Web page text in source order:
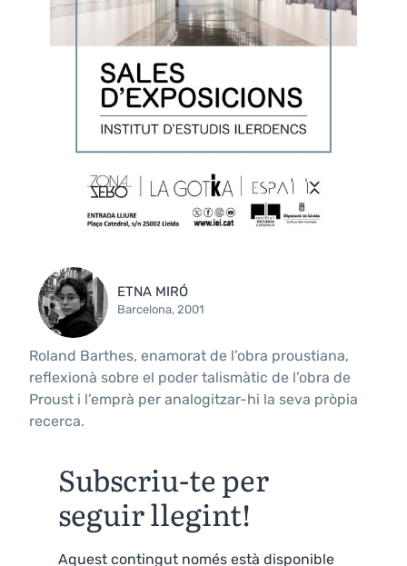
ETNA MIRÓ
Barcelona, 2001
Roland Barthes, enamorat de l’obra proustiana,
reflexionà sobre el poder talismàtic de l’obra de
Proust i l’emprà per analogitzar-hi la seva pròpia
recerca.
Subscriu-te per
seguir llegint!
Aquest contingut només està disponible